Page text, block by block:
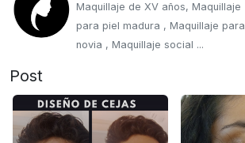
Maquillaje de XV años, Maquillaje
para piel madura , Maquillaje para
novia , Maquillaje social ...
Post